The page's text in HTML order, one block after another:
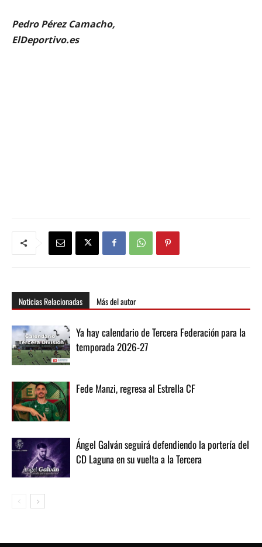
Pedro Pérez Camacho,
ElDeportivo.es
Noticias Relacionadas Más del autor
Ya hay calendario de Tercera Federación para la
temporada 2026-27
Fede Manzi, regresa al Estrella CF
Ángel Galván seguirá defendiendo la portería del
CD Laguna en su vuelta a la Tercera